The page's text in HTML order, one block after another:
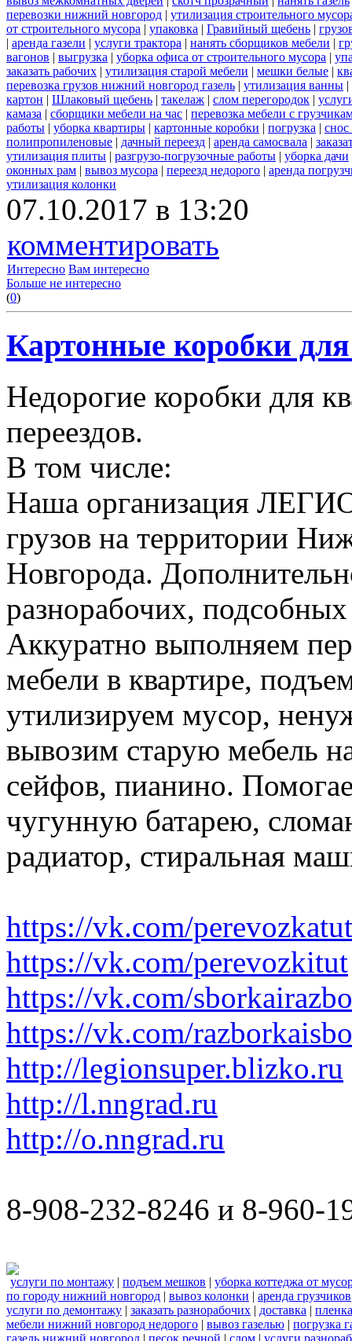
перевозки нижний новгород | утилизация строительного
от строительного мусора | упаковка | Гравийный щебень |
| аренда газели | услуги трактора | нанять сборщиков мебели |
вагонов | выгрузка | уборка офиса от строительного мусора |
заказать рабочих | утилизация старой мебели | мешки белые |
перевозка грузов нижний новгород газель | утилизация ванны |
картон | Шлаковый щебень | такелаж | слом перегородок |
камаза | сборщики мебели на час | перевозка мебели с
работы | уборка квартиры | картонные коробки | погрузка | снос
полипропиленовые | дачный переезд | аренда самосвала |
утилизация плиты | разгрузо-погрузочные работы | уборка дачи
оконных рам | вывоз мусора | переезд недорого | аренда
утилизация колонки
07.10.2017 в 13:20
комментировать
Интересно Вам интересно
Больше не интересно
(0)
Картонные коробки для
Недорогие коробки для
переездов.
В том числе:
Наша организация
грузов на территории
Новгорода.
разнорабочих,
Аккуратно выполняем
мебели в квартире,
утилизируем мусор,
вывозим старую мебель
сейфов, пианино.
чугунную батарею,
радиатор, стиральная
https://vk.com/perevozkatut
https://vk.com/perevozkitut
https://vk.com/
https://vk.com/
http://legionsuper.blizko.ru
http://l.nngrad.ru
http://o.nngrad.ru
8-908-232-8246 и 8-960-
услуги по монтажу | подъем мешков | уборка коттеджа от
по городу нижний новгород | вывоз колонки | аренда грузчиков
услуги по демонтажу | заказать разнорабочих | доставка | пленка
мебели нижний новгород недорого | вывоз газелью | погрузка
газель нижний новгород | песок речной | слом | услуги